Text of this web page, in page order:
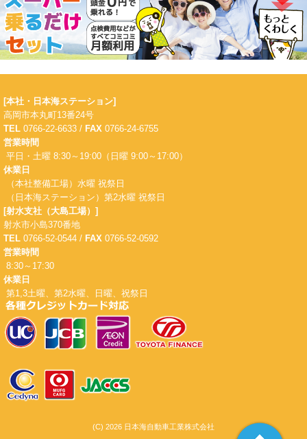
[本社・日本海ステーション]
高岡市本丸町13番24号
TEL 0766-22-6633 / FAX 0766-24-6755
営業時間
平日・土曜 8:30～19:00（日曜 9:00～17:00）
休業日
（本社整備工場）水曜 祝祭日
（日本海ステーション）第2水曜 祝祭日
[射水支社（大島工場）]
射水市小島370番地
TEL 0766-52-0544 / FAX 0766-52-0592
営業時間
8:30～17:30
休業日
第1,3土曜、第2水曜、日曜、祝祭日
(C) 2026 日本海自動車工業株式会社